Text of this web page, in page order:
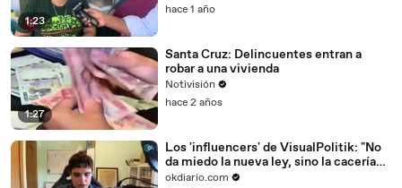
1:23
hace 1 año
1:27
Santa Cruz: Delincuentes entran a
robar a una vivienda
Notivisión
hace 2 años
Los 'influencers' de VisualPolitik: "No
da miedo la nueva ley, sino la cacería
de Sánchez"
okdiario.com